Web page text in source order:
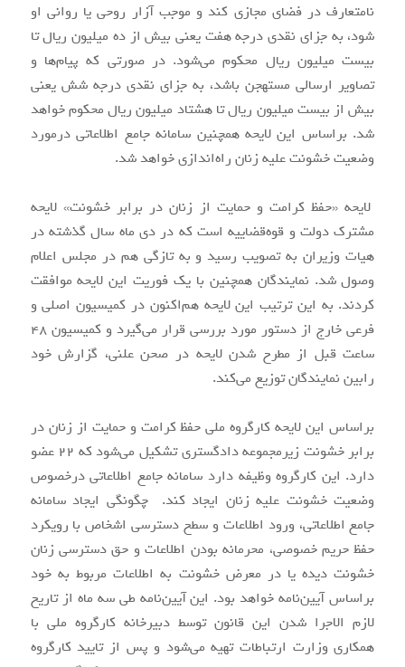
نامتعارف در فضای مجازی کند و موجب آزار روحی یا روانی او
شود، به جزای نقدی درجه هفت یعنی بیش از ده میلیون ریال تا
بیست میلیون ریال محکوم می‌شود. در صورتی که پیام‌ها و
تصاویر ارسالی مستهجن باشد، به جزای نقدی درجه شش یعنی
بیش از بیست میلیون ریال تا هشتاد میلیون ریال محکوم خواهد
شد. براساس این لایحه همچنین سامانه جامع اطلاعاتی درمورد
وضعیت خشونت علیه زنان راه‌اندازی خواهد شد.
لایحه «حفظ کرامت و حمایت از زنان در برابر خشونت» لایحه
مشترک دولت و قوه‌قضاییه است که در دی ماه سال گذشته در
هیات وزیران به تصویب رسید و به تازگی هم در مجلس اعلام
وصول شد. نمایندگان همچنین با یک فوریت این لایحه موافقت
کردند. به این ترتیب این لایحه هم‌اکنون در کمیسیون اصلی و
فرعی خارج از دستور مورد بررسی قرار می‌گیرد و کمیسیون ۴۸
ساعت قبل از مطرح شدن لایحه در صحن علنی، گزارش خود
رابین نمایندگان توزیع می‌کند.
براساس این لایحه کارگروه ملی حفظ کرامت و حمایت از زنان در
برابر خشونت زیرمجموعه دادگستری تشکیل می‌شود که ۲۲ عضو
دارد. این کارگروه وظیفه دارد سامانه جامع اطلاعاتی درخصوص
وضعیت خشونت علیه زنان ایجاد کند. چگونگی ایجاد سامانه
جامع اطلاعاتی، ورود اطلاعات و سطح دسترسی اشخاص با رویکرد
حفظ حریم خصوصی، محرمانه بودن اطلاعات و حق دسترسی زنان
خشونت دیده یا در معرض خشونت به اطلاعات مربوط به خود
براساس آیین‌نامه خواهد بود. این آیین‌نامه طی سه ماه از تاریخ
لازم الاجرا شدن این قانون توسط دبیرخانه کارگروه ملی با
همکاری وزارت ارتباطات تهیه می‌شود و پس از تایید کارگروه